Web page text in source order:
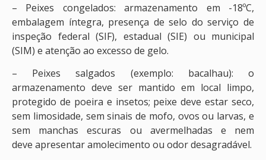
– Peixes congelados: armazenamento em -18ºC,
embalagem íntegra, presença de selo do serviço de
inspeção federal (SIF), estadual (SIE) ou municipal
(SIM) e atenção ao excesso de gelo.
– Peixes salgados (exemplo: bacalhau): o
armazenamento deve ser mantido em local limpo,
protegido de poeira e insetos; peixe deve estar seco,
sem limosidade, sem sinais de mofo, ovos ou larvas, e
sem manchas escuras ou avermelhadas e nem
deve apresentar amolecimento ou odor desagradável.